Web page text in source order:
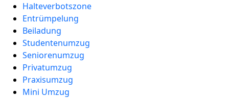
Halteverbotszone
Entrümpelung
Beiladung
Studentenumzug
Seniorenumzug
Privatumzug
Praxisumzug
Mini Umzug